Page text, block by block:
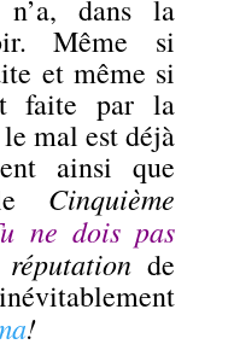
dans la
Même si
et même si
faite par la
mal est déjà
ainsi que
Cinquième
ne dois pas
réputation de
!